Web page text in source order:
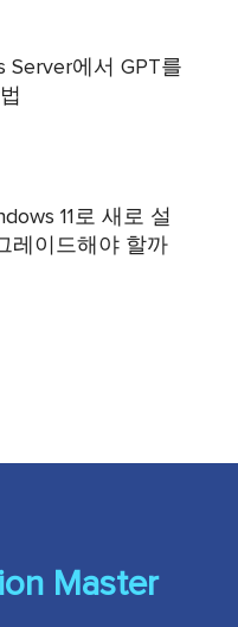
Server에서 GPT를
11로 새로 설
레이드해야 할까
Master